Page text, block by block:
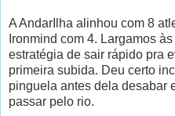
A AndarIlha alinhou com 8
Ironmind com 4. Largamos
estratégia de sair rápido pra
primeira subida. Deu certo
pinguela antes dela desabar
passar pelo rio.